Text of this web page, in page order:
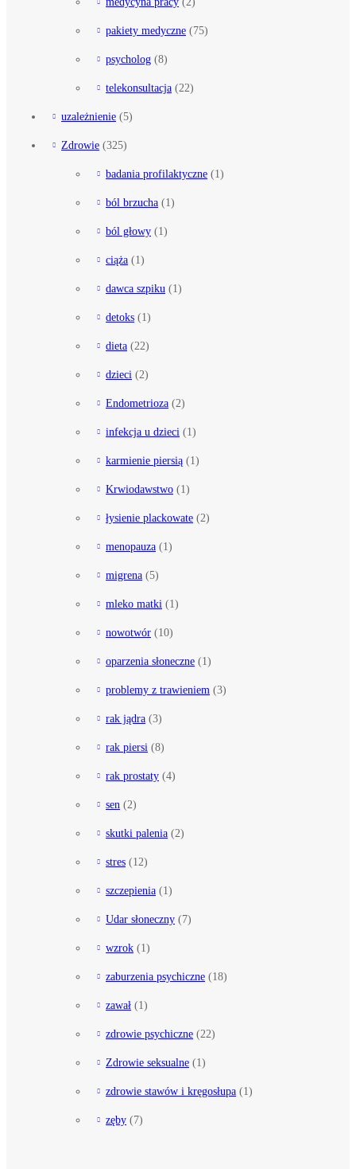
pakiety medyczne (75)
psycholog (8)
telekonsultacja (22)
uzależnienie (5)
Zdrowie (325)
badania profilaktyczne (1)
ból brzucha (1)
ból głowy (1)
ciąża (1)
dawca szpiku (1)
detoks (1)
dieta (22)
dzieci (2)
Endometrioza (2)
infekcja u dzieci (1)
karmienie piersią (1)
Krwiodawstwo (1)
łysienie plackowate (2)
menopauza (1)
migrena (5)
mleko matki (1)
nowotwór (10)
oparzenia słoneczne (1)
problemy z trawieniem (3)
rak jądra (3)
rak piersi (8)
rak prostaty (4)
sen (2)
skutki palenia (2)
stres (12)
szczepienia (1)
Udar słoneczny (7)
wzrok (1)
zaburzenia psychiczne (18)
zawał (1)
zdrowie psychiczne (22)
Zdrowie seksualne (1)
zdrowie stawów i kręgosłupa (1)
zęby (7)